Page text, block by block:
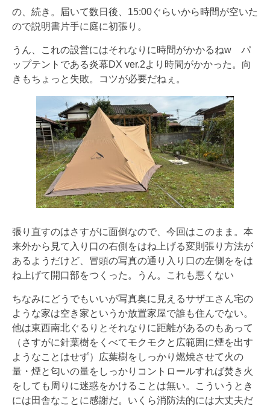
の、続き。届いて数日後、15:00ぐらいから時間が空いた
ので説明書片手に庭に初張り。
うん、これの設営にはそれなりに時間がかかるねw パ
ップテントである炎幕DX ver.2より時間がかかった。向
きもちょっと失敗。コツが必要だねぇ。
張り直すのはさすがに面倒なので、今回はこのまま。本
来外から見て入り口の右側をはね上げる変則張り方法が
あるようだけど、冒頭の写真の通り入り口の左側ををは
ね上げて開口部をつくった。うん。これも悪くない
ちなみにどうでもいいが写真奥に見えるサザエさん宅の
ような家は空き家というか放置家屋で誰も住んでない。
他は東西南北ぐるりとそれなりに距離があるのもあって
（さすがに針葉樹をくべてモクモクと広範囲に煙を出す
ようなことはせず）広葉樹をしっかり燃焼させて火の
量・煙と匂いの量をしっかりコントロールすれば焚き火
をしても周りに迷惑をかけることは無い。こういうとき
には田舎なことに感謝だ。いくら消防法的には大丈夫だ